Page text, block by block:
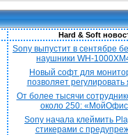
Hard & Soft
Sony выпустит в сентябре
наушники WH-
Новый софт для
позволяет регулировать
От более тысячи
около 250:
Sony начала клеймить
стикерами с